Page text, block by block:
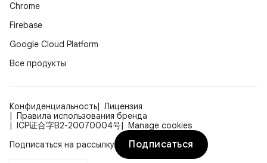
Chrome
Firebase
Google Cloud Platform
Все продукты
Конфиденциальность
Лицензия
Правила использования бренда
ICP证合字B2-20070004号
Manage cookies
Подписаться на рассылку
Подписаться